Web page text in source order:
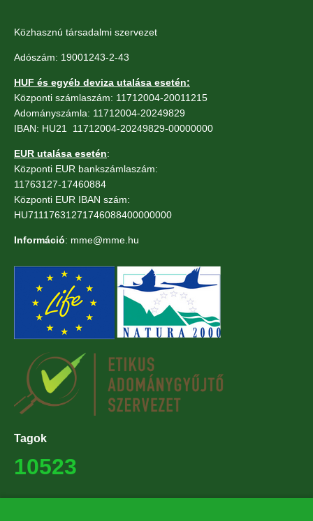
Közhasznú társadalmi szervezet
Adószám: 19001243-2-43
HUF és egyéb deviza utalása esetén:
Központi számlaszám: 11712004-20011215
Adományszámla: 11712004-20249829
IBAN: HU21 11712004-20249829-00000000
EUR utalása esetén:
Központi EUR bankszámlaszám:
11763127-17460884
Központi EUR IBAN szám:
HU71117631271746088400000000
Információ: mme@mme.hu
Tagok
10523